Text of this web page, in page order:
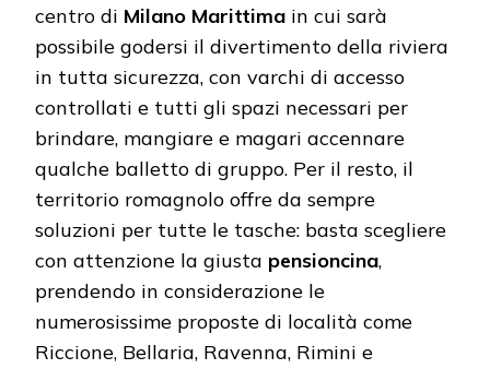
centro di Milano Marittima in cui sarà
possibile godersi il divertimento della riviera
in tutta sicurezza, con varchi di accesso
controllati e tutti gli spazi necessari per
brindare, mangiare e magari accennare
qualche balletto di gruppo. Per il resto, il
territorio romagnolo offre da sempre
soluzioni per tutte le tasche: basta scegliere
con attenzione la giusta pensioncina,
prendendo in considerazione le
numerosissime proposte di località come
Riccione, Bellaria, Ravenna, Rimini e